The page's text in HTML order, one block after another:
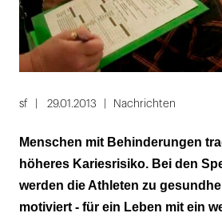
sf 29.01.2013 Nachrichten
Menschen mit Behinderungen
höheres Kariesrisiko. Bei den
werden die Athleten zu
motiviert - für ein Leben mit ein